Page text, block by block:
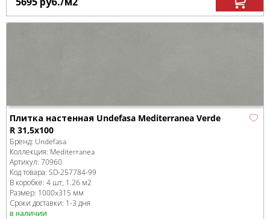
Плитка настенная Undefasa Mediterranea Verde
R 31,5x100
Бренд: Undefasa
Коллекция: Mediterranea
Артикул: 70960
Код товара: SD-257784-99
В коробке: 4 шт, 1.26 м2
Размер: 1000x315 мм
Сроки доставки: 1-3 дня
в наличии